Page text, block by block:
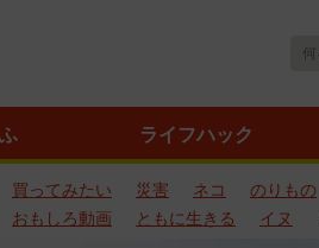
ライフハック
買ってみたい 災害 ネコ のりもの
おもしろ動画 ともに生きる イヌ